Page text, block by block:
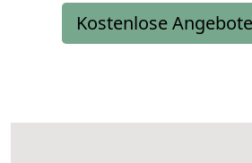
Kostenlose